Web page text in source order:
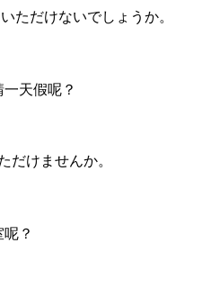
ただけないでしょうか。
天假呢？
だけませんか。
？